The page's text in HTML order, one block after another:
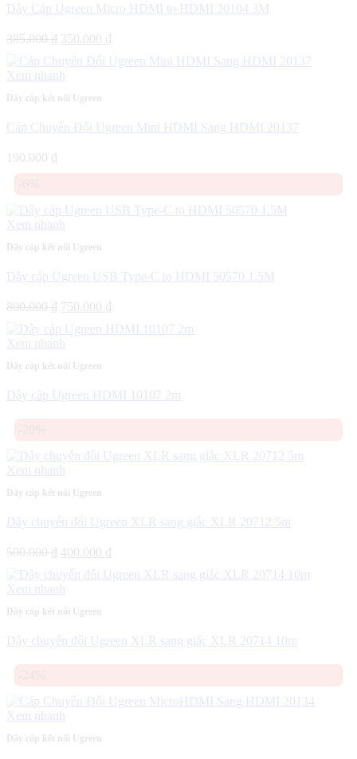
Dây Cáp Ugreen Micro HDMI to HDMI 30104 3M
385.000₫ Giá
là:
385.000 ₫.
350.000 ₫
tại
Xem nhanh
Dây cáp kết nối Ugreen
Cáp Chuyển Đổi Ugreen Mini HDMI Sang HDMI 20137
190.000 ₫
Xem nhanh
Dây cáp kết nối Ugreen
Dây cáp Ugreen USB Type-C to HDMI 50570 1.5M
800.000₫ Giá
là:
800.000 ₫.
750.000 ₫
tại
Xem nhanh
Dây cáp kết nối Ugreen
Dây cáp Ugreen HDMI 10107 2m
Xem nhanh
Dây cáp kết nối Ugreen
Dây chuyển đổi Ugreen XLR sang giắc XLR 20712 5m
500.000₫ Giá
là:
500.000 ₫.
400.000 ₫
tại
Xem nhanh
Dây cáp kết nối Ugreen
Dây chuyển đổi Ugreen XLR sang giắc XLR 20714 10m
Xem nhanh
Dây cáp kết nối Ugreen